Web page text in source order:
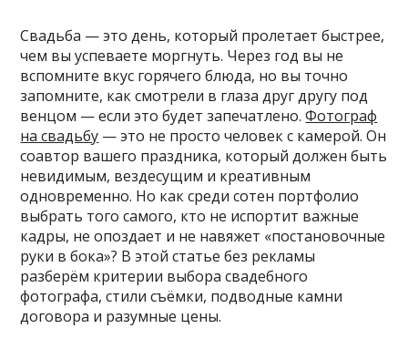
Свадьба — это день, который пролетает быстрее,
чем вы успеваете моргнуть. Через год вы не
вспомните вкус горячего блюда, но вы точно
запомните, как смотрели в глаза друг другу под
венцом — если это будет запечатлено.Фотограф
на свадьбу — это не просто человек с камерой. Он
соавтор вашего праздника, который должен быть
невидимым, вездесущим и креативным
одновременно. Но как среди сотен портфолио
выбрать того самого, кто не испортит важные
кадры, не опоздает и не навяжет «постановочные
руки в бока»? В этой статье без рекламы
разберём критерии выбора свадебного
фотографа, стили съёмки, подводные камни
договора и разумные цены.